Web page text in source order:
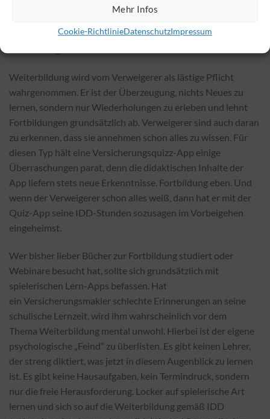
Mehr Infos
Cookie-RichtlinieDatenschutzImpressum
das Lernpensum selbst einteilen kann, ohne unter Druck zu
Weiterbildung wird vom Verweigerer als lästige Pflicht
wahrgenommen. Er ist der Überzeugung, nichts Neues zu
lernen, sondern nur Wiederholungen zu erleben und lehnt
Fortbildungen grundsätzlich ab. Verweigerer sind auch daran
zu erkennen, dass sie annehmen schon alles zu wissen. Für
diesen Typ hält eine Versicherungsquizz-App einige
Überraschungen parat, denn die didaktischen Inhalte der
App liefern stets neue Erkenntnisse. Fortbildung eben. Und
wenn der Verweigerer schon alles weiß, dann hat er mit der
Quiz-App seine IDD-Stunden sozusagen im Vorbeigehen
eingeheimst.
Wer bisher lieber Bücher zur Fortbildung studiert oder
Webinare besucht hat, sollte sich grundsätzlich mit
spielerischen Lern-Apps befassen. Hat
ein Versicherungsmakler schlechte Erinnerungen an seine
schulische Lernzeit, wird ihm wahrscheinlich vor dem
Thema Weiterbildung mental unwohl. Hierbei ist der eigene
psychologische „Feind“ zu überlisten. Es gibt keinen Lehrer,
der streng diktiert, was jetzt in diesem Augenblick zu lernen
ist. Es gibt keine Hausaufgaben, kein Termindruck, sondern
nur die freie Herausforderung. Locker auf spielerische Art
lernen und sich so auf die Weiterbildung gemäß IDD